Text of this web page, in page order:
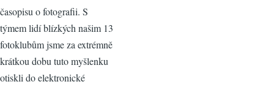
časopisu o fotografii. S
týmem lidí blízkých našim 13
fotoklubům jsme za extrémně
krátkou dobu tuto myšlenku
otiskli do elektronické